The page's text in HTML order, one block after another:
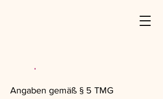
Angaben gemäß § 5 TMG